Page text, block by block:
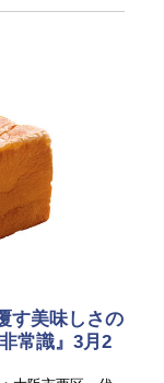
す美味しさの
常識』3月2